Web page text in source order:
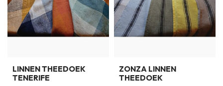
LINNEN THEEDOEK
TENERIFE
ZONZA LINNEN
THEEDOEK